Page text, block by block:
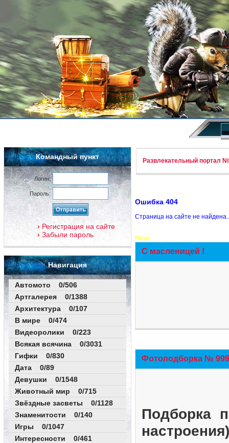
Командный пункт
Логин:
Пароль:
Регистрация на сайте
Забыли пароль
Навигация
Автомото 0/506
Артгалерея 0/1388
Архитектура 0/107
В мире 0/474
Видеоролики 0/223
Всякая всячина 0/3031
Гифки 0/830
Дата 0/89
Девушки 0/1548
Животный мир 0/715
Звёздные засветы 0/1128
Знаменитости 0/140
Игры 0/1047
Интересности 0/461
Развлекательный портал
Ошибка 404
Страница на сайте не
New!
С масленицей !
Фотоподборка №
Подборка